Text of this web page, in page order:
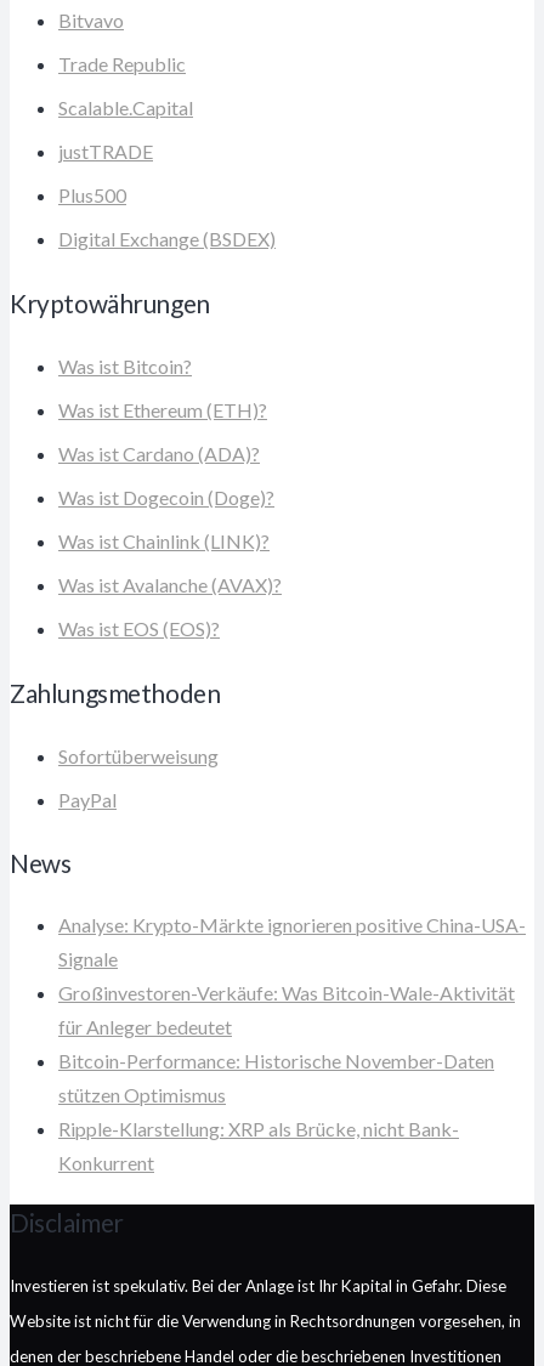
Bitvavo
Trade Republic
Scalable.Capital
justTRADE
Plus500
Digital Exchange (BSDEX)
Kryptowährungen
Was ist Bitcoin?
Was ist Ethereum (ETH)?
Was ist Cardano (ADA)?
Was ist Dogecoin (Doge)?
Was ist Chainlink (LINK)?
Was ist Avalanche (AVAX)?
Was ist EOS (EOS)?
Zahlungsmethoden
Sofortüberweisung
PayPal
News
Analyse: Krypto-Märkte ignorieren positive China-USA-
Signale
Großinvestoren-Verkäufe: Was Bitcoin-Wale-Aktivität
für Anleger bedeutet
Bitcoin-Performance: Historische November-Daten
stützen Optimismus
Ripple-Klarstellung: XRP als Brücke, nicht Bank-
Konkurrent
Disclaimer
Investieren ist spekulativ. Bei der Anlage ist Ihr Kapital in Gefahr. Diese
Website ist nicht für die Verwendung in Rechtsordnungen vorgesehen, in
denen der beschriebene Handel oder die beschriebenen Investitionen